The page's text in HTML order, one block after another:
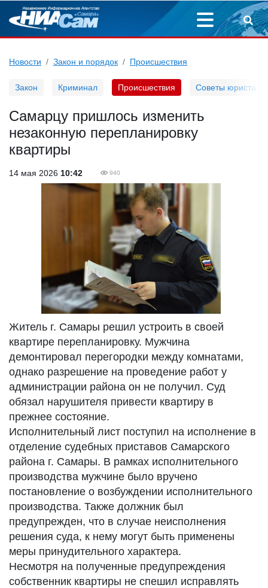
Новости Закон и порядок Происшествия
Закон Криминал Происшествия Советы юриста
Самарцу пришлось изменить
незаконную перепланировку
квартиры
14 мая 2026 10:42 940
Житель г. Самары решил устроить в своей
квартире перепланировку. Мужчина
демонтировал перегородки между комнатами,
однако разрешение на проведение работ у
администрации района он не получил. Суд
обязал нарушителя привести квартиру в
прежнее состояние.
Исполнительный лист поступил на исполнение в
отделение судебных приставов Самарского
района г. Самары. В рамках исполнительного
производства мужчине было вручено
постановление о возбуждении исполнительного
производства. Также должник был
предупрежден, что в случае неисполнения
решения суда, к нему могут быть применены
меры принудительного характера.
Несмотря на полученные предупреждения
собственник квартиры не спешил исправлять